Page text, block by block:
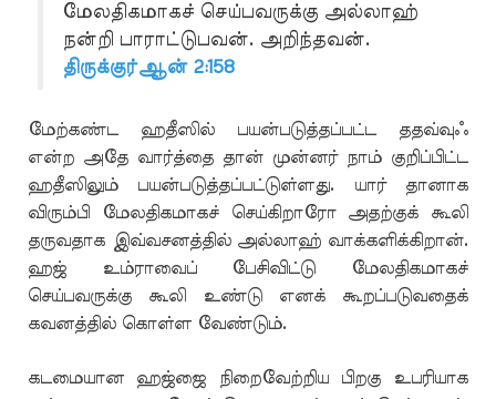
மேலதிகமாகச் செய்பவருக்கு அல்லாஹ்
நன்றி பாராட்டுபவன். அறிந்தவன்.
திருக்குர்ஆன் 2:158
மேற்கண்ட ஹதீஸில் பயன்படுத்தப்பட்ட ததவ்வுஃ
என்ற அதே வார்த்தை தான் முன்னர் நாம் குறிப்பிட்ட
ஹதீஸிலும் பயன்படுத்தப்பட்டுள்ளது. யார் தானாக
விரும்பி மேலதிகமாகச் செய்கிறாரோ அதற்குக் கூலி
தருவதாக இவ்வசனத்தில் அல்லாஹ் வாக்களிக்கிறான்.
ஹஜ் உம்ராவைப் பேசிவிட்டு மேலதிகமாகச்
செய்பவருக்கு கூலி உண்டு எனக் கூறப்படுவதைக்
கவனத்தில் கொள்ள வேண்டும்.
கடமையான ஹஜ்ஜை நிறைவேற்றிய பிறகு உபரியாக